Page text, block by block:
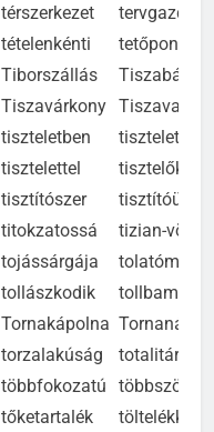
térszerkezet
tételenkénti
tetőpontjára
Tiborszállás
Tiszavárkony
tiszteletben
tiszteletből
tisztelettel
tisztelőktől
tisztítószer
tisztítóüzem
titokzatossá
tizian-vörös
tojássárgája
tollászkodik
Tornakápolna
torzalakúság
totalitárius
többfokozatú
tőketartalék
töltelékként